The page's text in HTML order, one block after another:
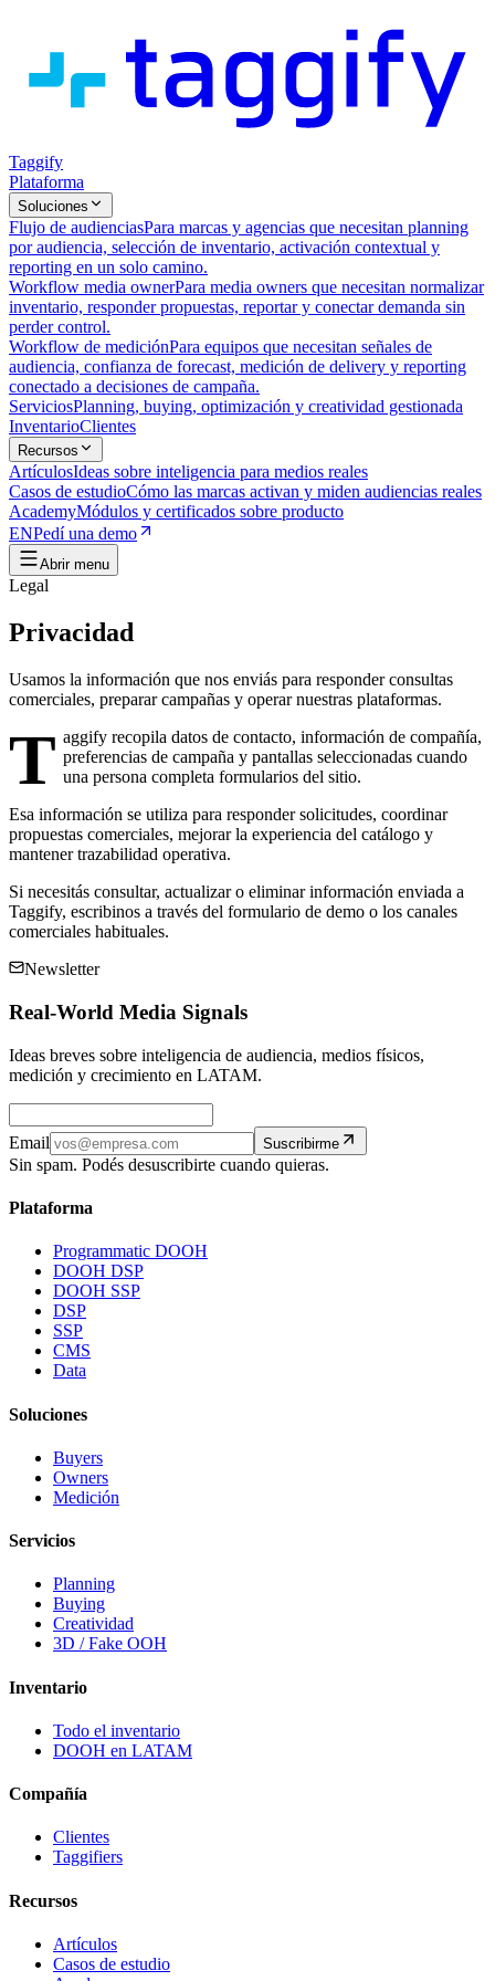
Taggify
Plataforma
Soluciones
Flujo de audienciasPara marcas y agencias que necesitan planning
por audiencia, selección de inventario, activación contextual y
reporting en un solo camino.
Workflow media ownerPara media owners que necesitan normalizar
inventario, responder propuestas, reportar y conectar demanda sin
perder control.
Workflow de mediciónPara equipos que necesitan señales de
audiencia, confianza de forecast, medición de delivery y reporting
conectado a decisiones de campaña.
ServiciosPlanning, buying, optimización y creatividad gestionada
InventarioClientes
Recursos
ArtículosIdeas sobre inteligencia para medios reales
Casos de estudioCómo las marcas activan y miden audiencias reales
AcademyMódulos y certificados sobre producto
ENPedí una demo
Abrir menu
Legal
Privacidad
Usamos la información que nos enviás para responder consultas
comerciales, preparar campañas y operar nuestras plataformas.
T aggify recopila datos de contacto, información de compañía,
preferencias de campaña y pantallas seleccionadas cuando
una persona completa formularios del sitio.
Esa información se utiliza para responder solicitudes, coordinar
propuestas comerciales, mejorar la experiencia del catálogo y
mantener trazabilidad operativa.
Si necesitás consultar, actualizar o eliminar información enviada a
Taggify, escribinos a través del formulario de demo o los canales
comerciales habituales.
Newsletter
Real-World Media Signals
Ideas breves sobre inteligencia de audiencia, medios físicos,
medición y crecimiento en LATAM.
Email Suscribirme
Sin spam. Podés desuscribirte cuando quieras.
Plataforma
Programmatic DOOH
DOOH DSP
DOOH SSP
DSP
SSP
CMS
Data
Soluciones
Buyers
Owners
Medición
Servicios
Planning
Buying
Creatividad
3D / Fake OOH
Inventario
Todo el inventario
DOOH en LATAM
Compañía
Clientes
Taggifiers
Recursos
Artículos
Casos de estudio